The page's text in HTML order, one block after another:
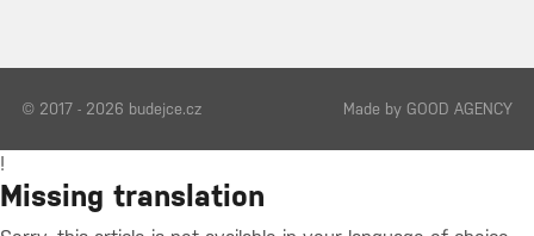
© 2017 - 2026 budejce.cz Made by GOOD AGENCY
!
Missing translation